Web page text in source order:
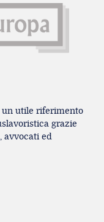
un utile riferimento
grazie
avvocati ed